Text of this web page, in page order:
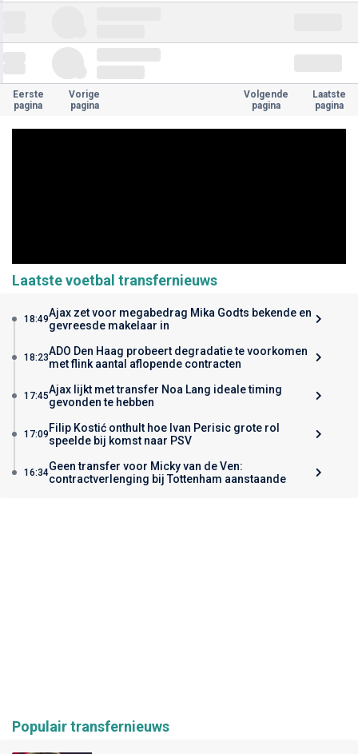
Eerste
pagina
Vorige
pagina
Volgende
pagina
Laatste
pagina
Laatste voetbal transfernieuws
18:49Ajax zet voor megabedrag Mika Godts bekende en
gevreesde makelaar in
18:23ADO Den Haag probeert degradatie te voorkomen
met flink aantal aflopende contracten
17:45Ajax lijkt met transfer Noa Lang ideale timing
gevonden te hebben
17:09 Filip Kostić onthult hoe Ivan Perisic grote rol
speelde bij komst naar PSV
16:34Geen transfer voor Micky van de Ven:
contractverlenging bij Tottenham aanstaande
Populair transfernieuws